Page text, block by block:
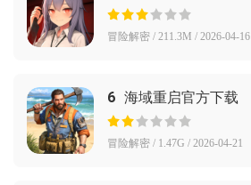
冒险解密 / 211.3M / 2026-04-16
6 海域重启官方下载
冒险解密 / 1.47G / 2026-04-21